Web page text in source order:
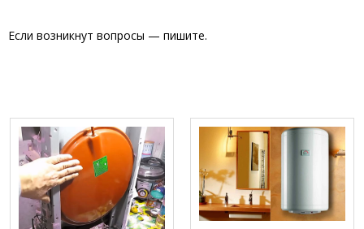
Если возникнут вопросы — пишите.